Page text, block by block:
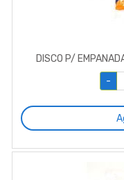
DISCO P/
-